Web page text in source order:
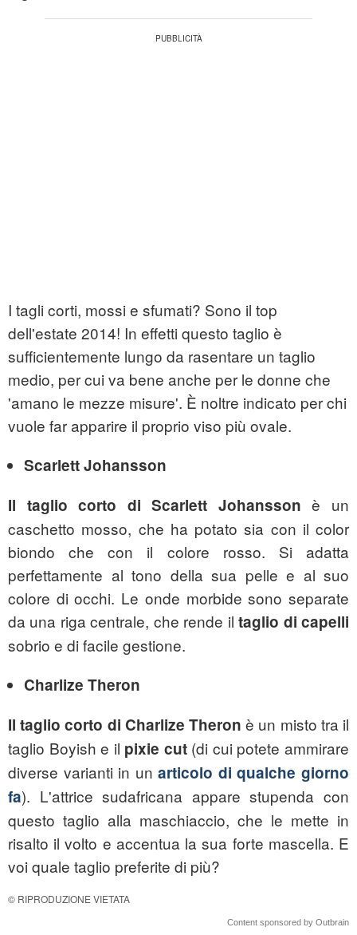
I tagli corti, mossi e sfumati? Sono il top
dell'estate 2014! In effetti questo taglio è
sufficientemente lungo da rasentare un taglio
medio, per cui va bene anche per le donne che
'amano le mezze misure'. È noltre indicato per chi
vuole far apparire il proprio viso più ovale.
Scarlett Johansson
Il taglio corto di Scarlett Johansson è un
caschetto mosso, che ha potato sia con il color
biondo che con il colore rosso. Si adatta
perfettamente al tono della sua pelle e al suo
colore di occhi. Le onde morbide sono separate
da una riga centrale, che rende iltaglio di capelli
sobrio e di facile gestione.
Charlize Theron
Il taglio corto di Charlize Theronè un misto tra il
taglio Boyish e il pixie cut (di cui potete ammirare
diverse varianti in unarticolo di qualche giorno
fa). L'attrice sudafricana appare stupenda con
questo taglio alla maschiaccio, che le mette in
risalto il volto e accentua la sua forte mascella. E
voi quale taglio preferite di più?
© RIPRODUZIONE VIETATA
Content sponsored by Outbrain